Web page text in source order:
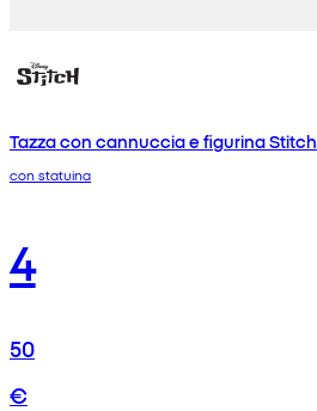
Tazza con cannuccia e figurina Stitch
con statuina
4
50
€